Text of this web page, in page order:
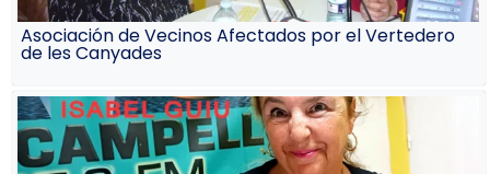
Asociación de Vecinos Afectados por el Vertedero
de les Canyades